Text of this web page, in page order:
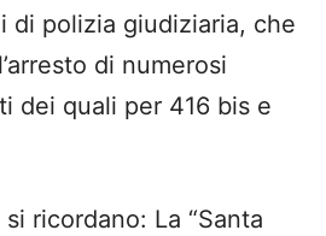
di polizia giudiziaria, che
di numerosi
dei quali per 416 bis e
ricordano: La “Santa